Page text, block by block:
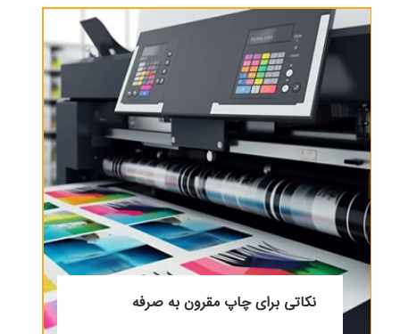
نکاتی برای چاپ مقرون به صرفه